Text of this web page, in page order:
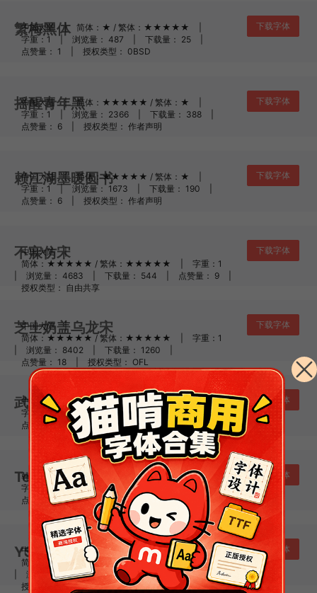
繁梅黑体
中国大陆 | 简体：★ / 繁体：★★★★★
字重：1
| 浏览量： 487 下载量： 25
点赞量： 1
授权类型： 0BSD
下载字体
摇醒青年黑
中国大陆 | 简体：★★★★★ / 繁体：★
字重：1
浏览量： 2366 下载量： 388
点赞量： 6
授权类型： 作者声明
下载字体
赖江湖墨暖圆书
中国大陆 | 简体：★★★★★ / 繁体：★
字重：1
浏览量： 1673 下载量： 190
点赞量： 6
授权类型： 作者声明
下载字体
不寐仿宋
中国大陆
|
简体：★★★★★ / 繁体：★★★★★
字重：1
浏览量： 4683 下载量： 544 点赞量： 9
授权类型： 自由共享
下载字体
芝士奶盖乌龙宋
中国大陆
|
简体：★★★★★ / 繁体：★★★★★
字重：1
浏览量： 8402 下载量： 1260
点赞量： 18
授权类型： OFL
下载字体
武汉英雄体
中国大陆 | 简体：★★★★★ / 繁体：★
|
字重：1
| 浏览量： 8691 | 下载量： 1308
点赞量： 18
| 授权类型： 作者声明
下载字体
Terrarum Sans Bitmap
韩国 | 简体：★★★★★ / 繁体：★★★★★
字重：1
| 浏览量： 2965 | 下载量： 327
|
点赞量： 5
| 授权类型： OFL
下载字体
YShi新黑
中国大陆
简体：★★★★★ / 繁体：★★★★★
|
字重：1
浏览量： 6896 | 下载量： 813 点赞量： 8
|
授权类型： IPA
下载字体